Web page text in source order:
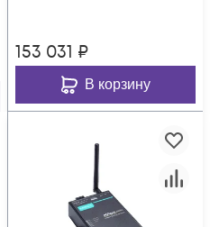
MOXA
153 031 ₽
В корзину